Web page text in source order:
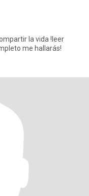
la vida !leer
me hallarás!